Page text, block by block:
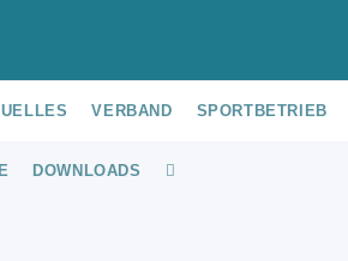
VERBAND SPORTBETRIEB
DOWNLOADS